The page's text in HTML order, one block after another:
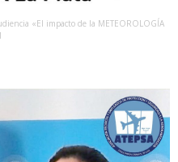
«El impacto de la METEOROLOGÍA